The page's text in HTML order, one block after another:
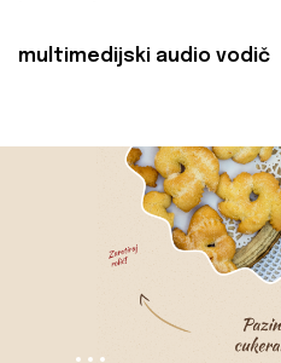
multimedijski audio vodič